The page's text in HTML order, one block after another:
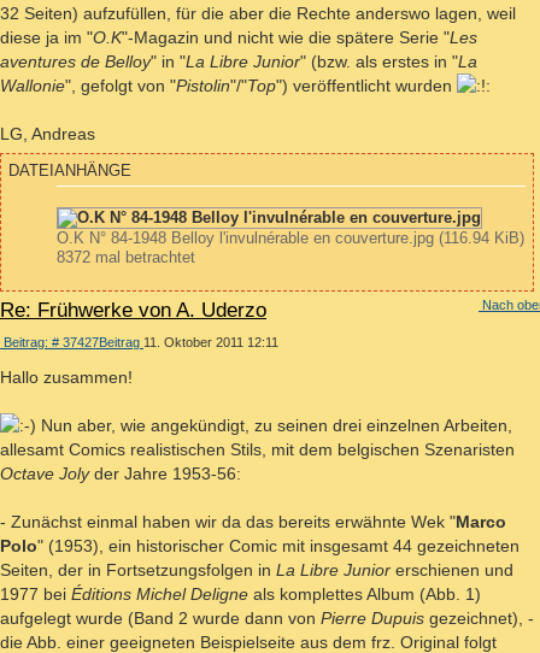
32 Seiten) aufzufüllen, für die aber die Rechte anderswo lagen, weil
diese ja im "O.K"-Magazin und nicht wie die spätere Serie "Les
aventures de Belloy" in "La Libre Junior" (bzw. als erstes in "La
Wallonie", gefolgt von "Pistolin"/"Top") veröffentlicht wurden
LG, Andreas
DATEIANHÄNGE
O.K N° 84-1948 Belloy l'invulnérable en couverture.jpg (116.94 KiB)
8372 mal betrachtet
Nach
Re: Frühwerke von A. Uderzo
Beitrag: # 37427Beitrag 11. Oktober 2011 12:11
Hallo zusammen!
Nun aber, wie angekündigt, zu seinen drei einzelnen Arbeiten,
allesamt Comics realistischen Stils, mit dem belgischen Szenaristen
Octave Jolyder Jahre 1953-56:
- Zunächst einmal haben wir da das bereits erwähnte Wek "Marco
Polo" (1953), ein historischer Comic mit insgesamt 44 gezeichneten
Seiten, der in Fortsetzungsfolgen in La Libre Junior erschienen und
1977 bei Éditions Michel Deligne als komplettes Album (Abb. 1)
aufgelegt wurde (Band 2 wurde dann von Pierre Dupuis gezeichnet), -
die Abb. einer geeigneten Beispielseite aus dem frz. Original folgt